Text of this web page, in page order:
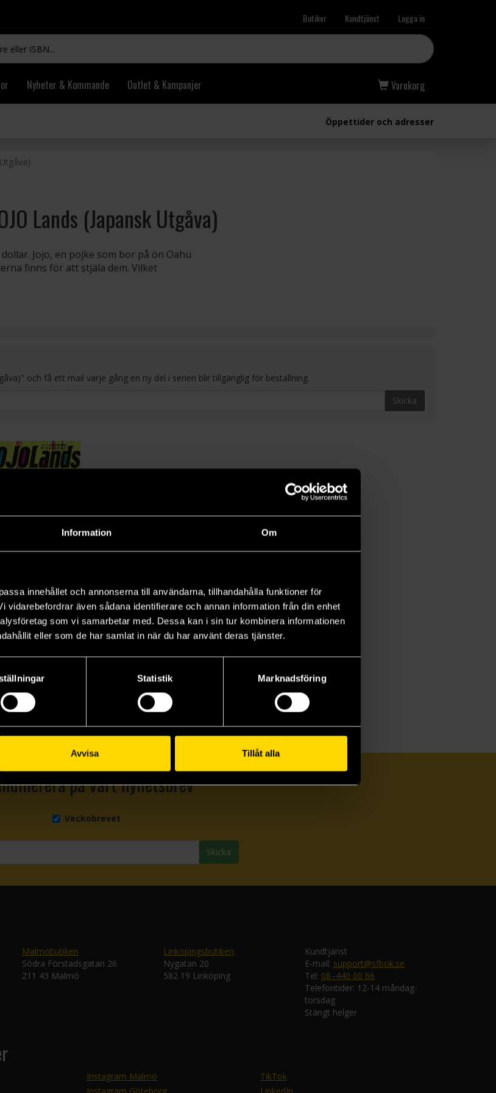
Information Om
innehållet och annonserna till användarna, tillhandahålla funktioner för
vidarebefordrar även sådana identifierare och annan information från din enhet
som vi samarbetar med. Dessa kan i sin tur kombinera informationen
eller som de har samlat in när du har använt deras tjänster.
Statistik Marknadsföring
Avvisa Tillåt alla
Butiker Kundtjänst Logga in
Nyheter & Kommande Outlet & Kampanjer Varukorg
Öppettider och adresser
Lands (Japansk Utgåva)
Jojo, en pojke som bor på ön Oahu
finns för att stjäla dem. Vilket
och få ett mail varje gång en ny del i serien blir tillgänglig för beställning.
Skicka
The JOJOLands Vol 3 JoJo's Bizarre Adventure Pt 9 (Japansk)
Araki
på vårt nyhetsbrev
Veckobrevet
Skicka
Malmöbutiken
Södra Förstadsgatan 26
211 43 Malmö
Linköpingsbutiken
Nygatan 20
582 19 Linköping
Kundtjänst
E-mail: support@sfbok.se
Tel: 08–440 00 66
Telefontider: 12-14 måndag-
torsdag
Stängt helger
Instagram Malmö
TikTok